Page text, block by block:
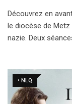
Découvrez en
le diocèse de Metz
nazie. Deux
• NLQ